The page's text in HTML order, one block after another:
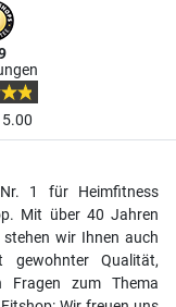
1 für Heimfitness
Mit über 40 Jahren
wir Ihnen auch
Qualität,
Fragen zum Thema